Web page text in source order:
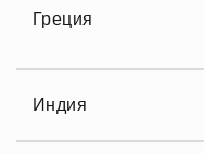
Греция
Индия